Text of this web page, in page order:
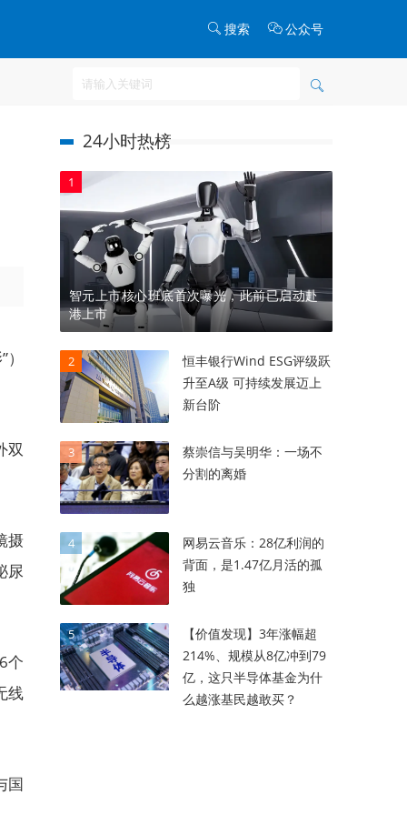
搜索 公众号
双
摄
尿
个
线
国
24小时热榜
1
智元上市核心班底首次曝光，此前已启动赴
港上市
2
恒丰银行Wind ESG评级跃
升至A级 可持续发展迈上
新台阶
3
蔡崇信与吴明华：一场不
分割的离婚
4
网易云音乐：28亿利润的
背面，是1.47亿月活的孤
独
5
【价值发现】3年涨幅超
214%、规模从8亿冲到79
亿，这只半导体基金为什
么越涨基民越敢买？